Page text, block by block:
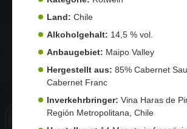
Land: Chile
Alkoholgehalt: 14,5 % vol.
Anbaugebiet: Maipo Valley
Hergestellt aus: 85% Cabernet
Cabernet Franc
Inverkehrbringer: Vina Haras de
Región Metropolitana, Chile